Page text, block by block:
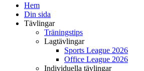
Hem
Din sida
Tävlingar
Träningstips
Lagtävlingar
Sports League 2026
Office League 2026
Individuella tävlingar